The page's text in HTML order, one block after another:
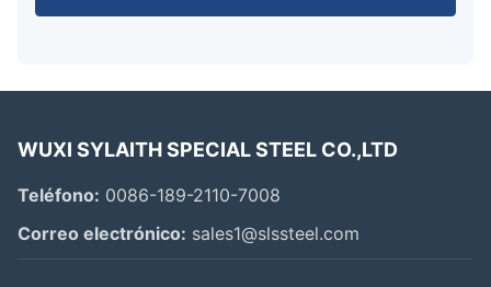
WUXI SYLAITH SPECIAL STEEL CO.,LTD
Teléfono: 0086-189-2110-7008
Correo electrónico: sales1@slssteel.com